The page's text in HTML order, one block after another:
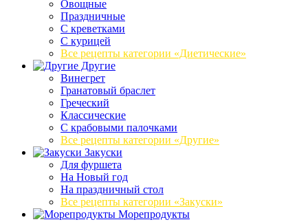
Овощные
Праздничные
С креветками
С курицей
Все рецепты категории «Диетические»
Другие
Винегрет
Гранатовый браслет
Греческий
Классические
С крабовыми палочками
Все рецепты категории «Другие»
Закуски
Для фуршета
На Новый год
На праздничный стол
Все рецепты категории «Закуски»
Морепродукты